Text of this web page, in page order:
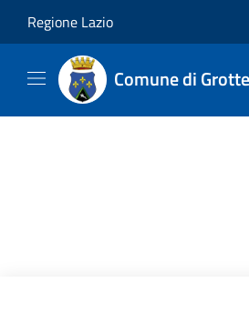
Regione Lazio
Comune di